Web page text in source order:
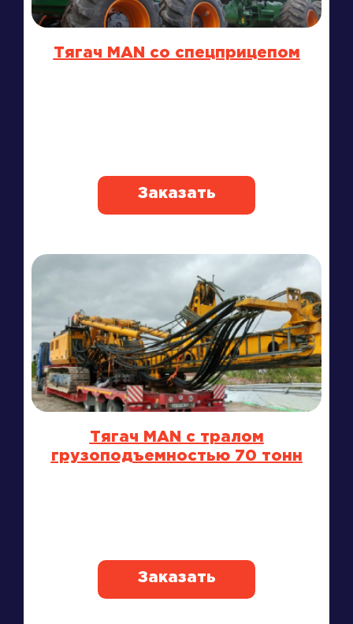
Тягач MAN со спецприцепом
Заказать
Тягач MAN с тралом
грузоподъемностью 70 тонн
Заказать